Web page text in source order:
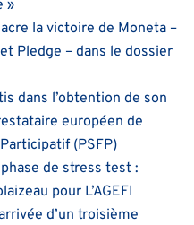
»
la victoire de Moneta –
Pledge – dans le dossier
dans l’obtention de son
européen de
(PSFP)
de stress test :
pour L’AGEFI
d’un troisième